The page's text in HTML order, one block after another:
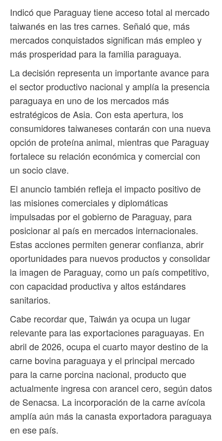
Indicó que Paraguay tiene acceso total al mercado
taiwanés en las tres carnes. Señaló que, más
mercados conquistados significan más empleo y
más prosperidad para la familia paraguaya.
La decisión representa un importante avance para
el sector productivo nacional y amplía la presencia
paraguaya en uno de los mercados más
estratégicos de Asia. Con esta apertura, los
consumidores taiwaneses contarán con una nueva
opción de proteína animal, mientras que Paraguay
fortalece su relación económica y comercial con
un socio clave.
El anuncio también refleja el impacto positivo de
las misiones comerciales y diplomáticas
impulsadas por el gobierno de Paraguay, para
posicionar al país en mercados internacionales.
Estas acciones permiten generar confianza, abrir
oportunidades para nuevos productos y consolidar
la imagen de Paraguay, como un país competitivo,
con capacidad productiva y altos estándares
sanitarios.
Cabe recordar que, Taiwán ya ocupa un lugar
relevante para las exportaciones paraguayas. En
abril de 2026, ocupa el cuarto mayor destino de la
carne bovina paraguaya y el principal mercado
para la carne porcina nacional, producto que
actualmente ingresa con arancel cero, según datos
de Senacsa. La incorporación de la carne avícola
amplía aún más la canasta exportadora paraguaya
en ese país.